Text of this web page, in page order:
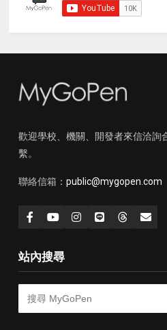
歡迎學校、機關、開發者來信洽詢
繫。
聯絡信箱： public@mygopen.com
站內搜尋